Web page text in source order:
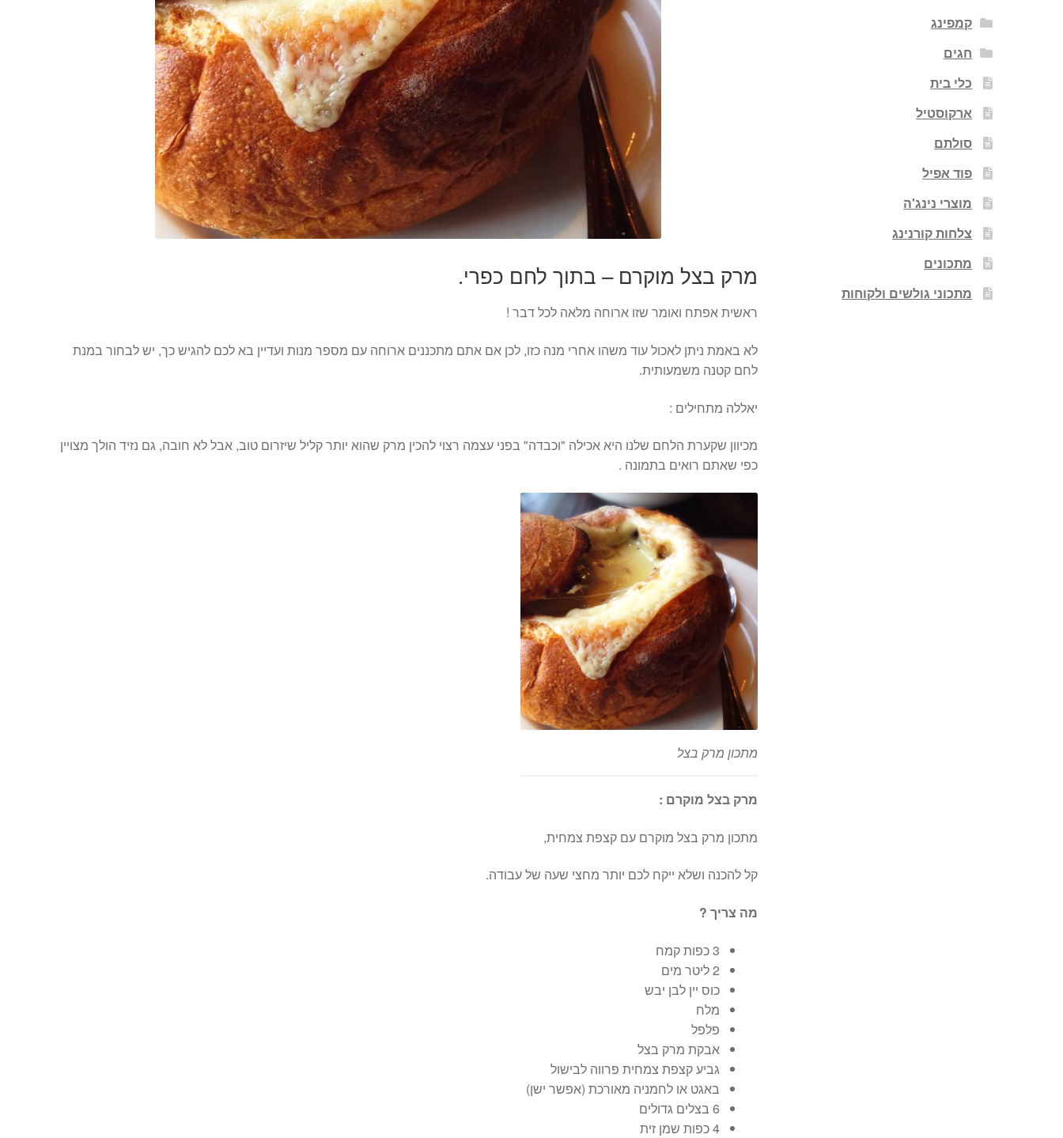
מרק בצל מוקרם – בתוך לחם כפרי.
ראשית אפתח ואומר שזו ארוחה מלאה לכל דבר !
לא באמת ניתן לאכול עוד משהו אחרי מנה כזו, לכן אם אתם מתכננים ארוחה עם מספר מנות ועדיין בא לכם להגיש כך, יש לבחור במנת
לחם קטנה משמעותית.
יאללה מתחילים :
מכיוון שקערת הלחם שלנו היא אכילה "וכבדה" בפני עצמה רצוי להכין מרק שהוא יותר קליל שיזרום טוב, אבל לא חובה, גם נזיד הולך מצויין
כפי שאתם רואים בתמונה .
מתכון מרק בצל
מרק בצל מוקרם :
מתכון מרק בצל מוקרם עם קצפת צמחית,
קל להכנה ושלא ייקח לכם יותר מחצי שעה של עבודה.
מה צריך ?
3 כפות קמח
2 ליטר מים
כוס יין לבן יבש
מלח
פלפל
אבקת מרק בצל
גביע קצפת צמחית פרווה לבישול
באגט או לחמניה מאורכת (אפשר ישן)
6 בצלים גדולים
4 כפות שמן זית
קמפינג
חגים
כלי בית
ארקוסטיל
סולתם
פוד אפיל
מוצרי נינג'ה
צלחות קורנינג
מתכונים
מתכוני גולשים ולקוחות